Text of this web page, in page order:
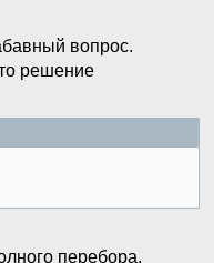
вопрос.
решение
перебора.